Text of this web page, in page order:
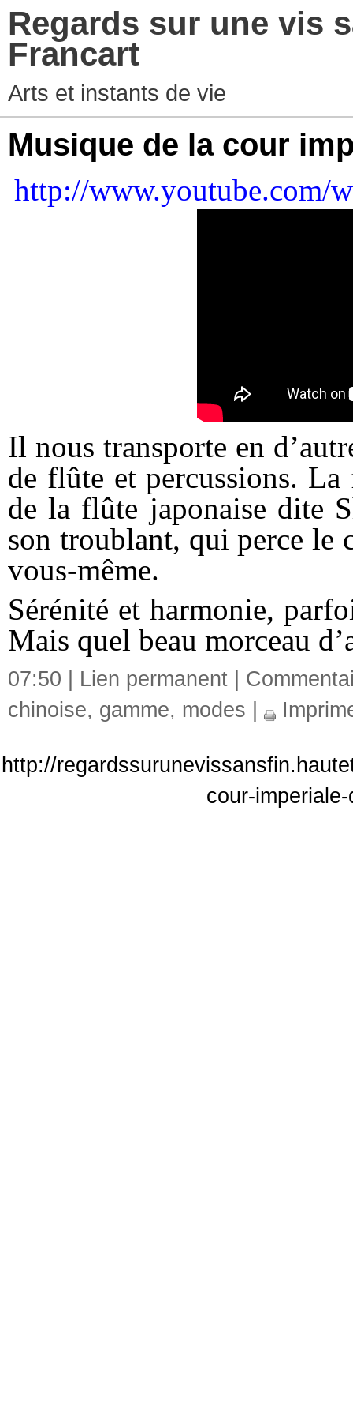
Regards sur une vis
Francart
Arts et instants de vie
Musique de la cour
http://www.youtube.com/
Il nous transporte en
de flûte et percussions.
de la flûte japonaise dite
son troublant, qui perce le
vous-même.
Sérénité et harmonie,
Mais quel beau morceau
07:50 | Lien permanent
chinoise, gamme, modes
http://
cour-